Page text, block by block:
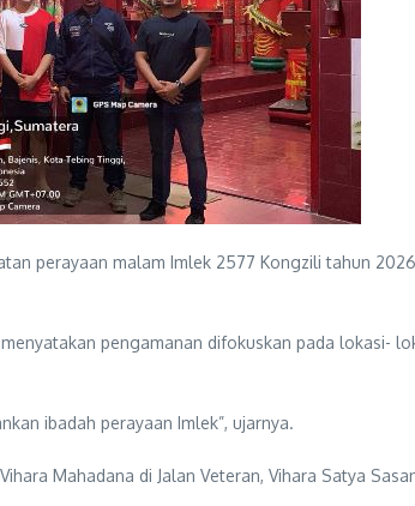
perayaan malam Imlek 2577 Kongzili tahun
pengamanan difokuskan pada lokasi-
ibadah perayaan Imlek”, ujarnya.
Mahadana di Jalan Veteran, Vihara Satya